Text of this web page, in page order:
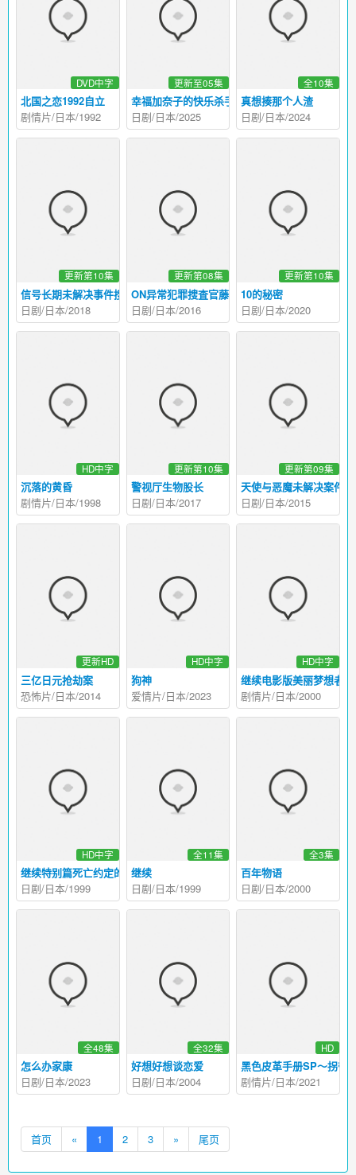
北国之恋1992自立
DVD中字
剧情片/日本/1992
幸福加奈子的快乐杀手生活
更新至05集
日剧/日本/2025
真想揍那个人渣
全10集
日剧/日本/2024
信号长期未解决事件搜查组
更新第10集
日剧/日本/2018
ON异常犯罪捜査官藤堂比奈子
更新第08集
日剧/日本/2016
10的秘密
更新第10集
日剧/日本/2020
沉落的黄昏
HD中字
剧情片/日本/1998
警视厅生物股长
更新第10集
日剧/日本/2017
天使与恶魔未解决案件
更新第09集
日剧/日本/2015
三亿日元抢劫案
更新HD
恐怖片/日本/2014
狗神
HD中字
爱情片/日本/2023
继续电影版美丽梦想者
HD中字
剧情片/日本/2000
继续特别篇死亡约定的诅咒树
HD中字
日剧/日本/1999
继续
全11集
日剧/日本/1999
百年物语
全3集
日剧/日本/2000
怎么办家康
全48集
日剧/日本/2023
好想好想谈恋爱
全32集
日剧/日本/2004
黑色皮革手册SP～拐带
HD
剧情片/日本/2021
首页 « 1 2 3 » 尾页